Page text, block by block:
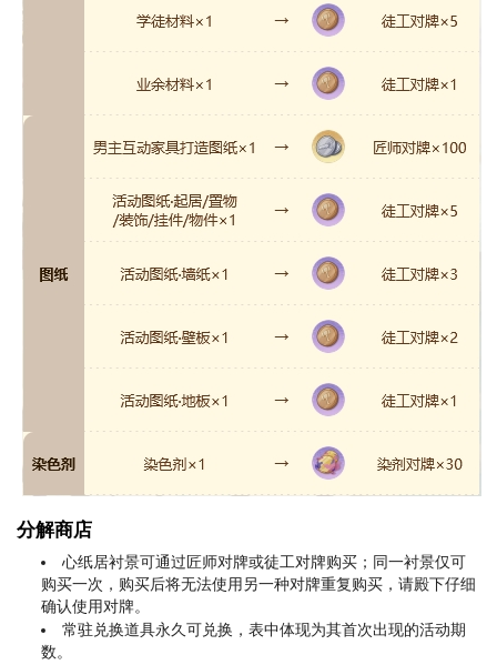
分解商店
心纸居衬景可通过匠师对牌或徒工对牌购买；同一衬景仅可
购买一次，购买后将无法使用另一种对牌重复购买，请殿下仔细
确认使用对牌。
常驻兑换道具永久可兑换，表中体现为其首次出现的活动期
数。